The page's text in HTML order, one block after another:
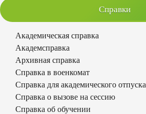
Справки
Академическая справка
Академсправка
Архивная справка
Справка в военкомат
Справка для академического отпуска
Справка о вызове на сессию
Справка об обучении